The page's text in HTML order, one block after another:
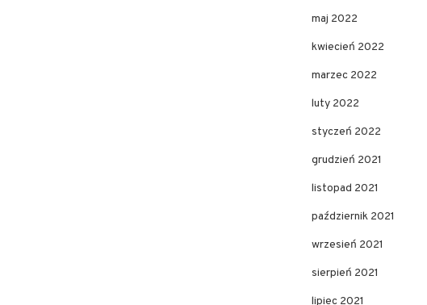
maj 2022
kwiecień 2022
marzec 2022
luty 2022
styczeń 2022
grudzień 2021
listopad 2021
październik 2021
wrzesień 2021
sierpień 2021
lipiec 2021